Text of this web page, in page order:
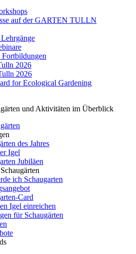
auf der GARTEN TULLN
Fortbildungen
2026
2026
for Ecological Gardening
und Aktivitäten im Überblick
des Jahres
Igel
Jubiläen
ich Schaugarten
Card
Igel einreichen
für Schaugärten